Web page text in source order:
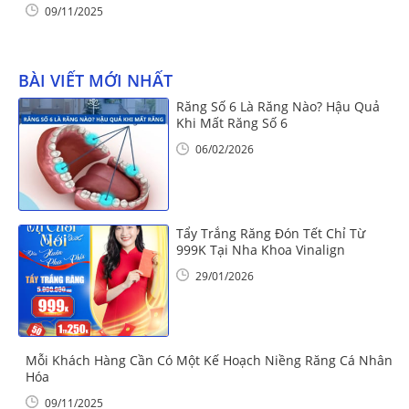
09/11/2025
BÀI VIẾT MỚI NHẤT
Răng Số 6 Là Răng Nào? Hậu Quả
Khi Mất Răng Số 6
06/02/2026
Tẩy Trắng Răng Đón Tết Chỉ Từ
999K Tại Nha Khoa Vinalign
29/01/2026
Mỗi Khách Hàng Cần Có Một Kế Hoạch Niềng Răng Cá Nhân
Hóa
09/11/2025